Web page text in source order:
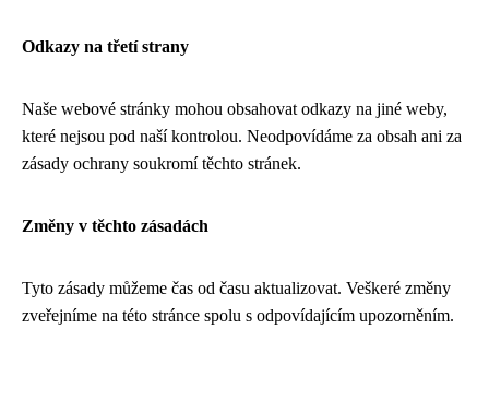
Odkazy na třetí strany
Naše webové stránky mohou obsahovat odkazy na jiné weby,
které nejsou pod naší kontrolou. Neodpovídáme za obsah ani za
zásady ochrany soukromí těchto stránek.
Změny v těchto zásadách
Tyto zásady můžeme čas od času aktualizovat. Veškeré změny
zveřejníme na této stránce spolu s odpovídajícím upozorněním.